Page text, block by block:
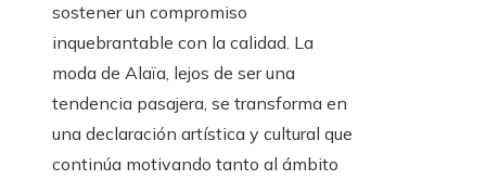
sostener un compromiso
inquebrantable con la calidad. La
moda de Alaïa, lejos de ser una
tendencia pasajera, se transforma en
una declaración artística y cultural que
continúa motivando tanto al ámbito